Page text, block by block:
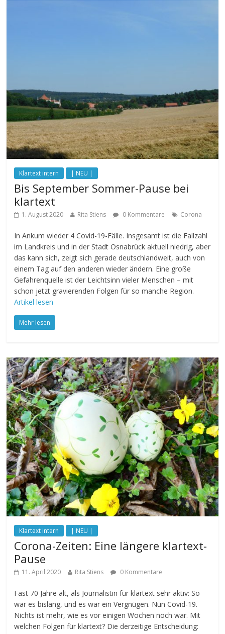
Klartext intern | NEU |
Bis September Sommer-Pause bei
klartext
1. August 2020 Rita Stiens 0 Kommentare Corona
In Ankum wieder 4 Covid-19-Fälle. Insgesamt ist die Fallzahl
im Landkreis und in der Stadt Osnabrück aktuell niedrig, aber
das kann sich, zeigt sich gerade deutschlandweit, auch von
einem Tag auf den anderen wieder ändern. Eine große
Gefahrenquelle ist der Leichtsinn vieler Menschen – mit
schon jetzt gravierenden Folgen für so manche Region.
Artikel lesen
Mehr lesen
Klartext intern | NEU |
Corona-Zeiten: Eine längere klartext-
Pause
11. April 2020 Rita Stiens 0 Kommentare
Fast 70 Jahre alt, als Journalistin für klartext sehr aktiv: So
war es bislang, und es war ein Vergnügen. Nun Covid-19.
Nichts ist mehr, wie es vor einigen Wochen noch war. Mit
welchen Folgen für klartext? Die derzeitige Entscheidung: